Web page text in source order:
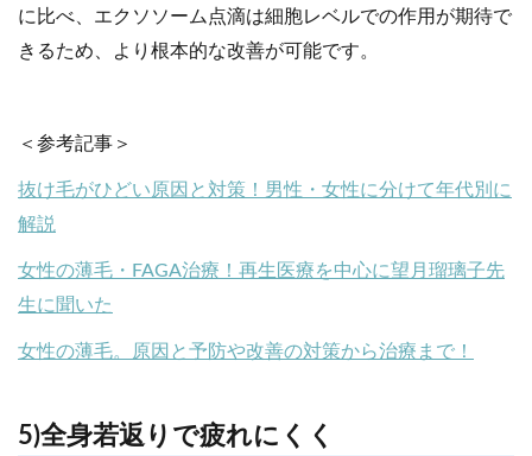
に比べ、エクソソーム点滴は細胞レベルでの作用が期待で
きるため、より根本的な改善が可能です。
＜参考記事＞
抜け毛がひどい原因と対策！男性・女性に分けて年代別に
解説
女性の薄毛・FAGA治療！再生医療を中心に望月瑠璃子先
生に聞いた
女性の薄毛。原因と予防や改善の対策から治療まで！
5)全身若返りで疲れにくく